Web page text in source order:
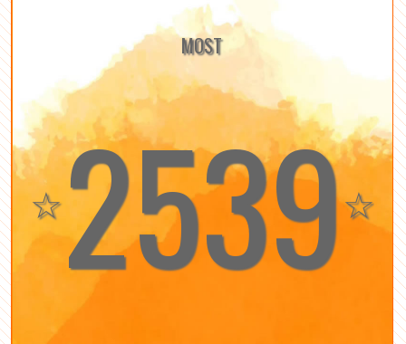
MOST
☆2539☆